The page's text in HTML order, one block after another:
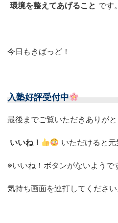
環境を整えてあげること です。
今日もきばっど！
入塾好評受付中
最後までご覧いただきありがと
いいね！ いただけると元
※いいね！ボタンがないようで
気持ち画面を連打してください